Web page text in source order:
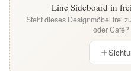
Line Sideboard in
Steht dieses Designmöbel frei
oder